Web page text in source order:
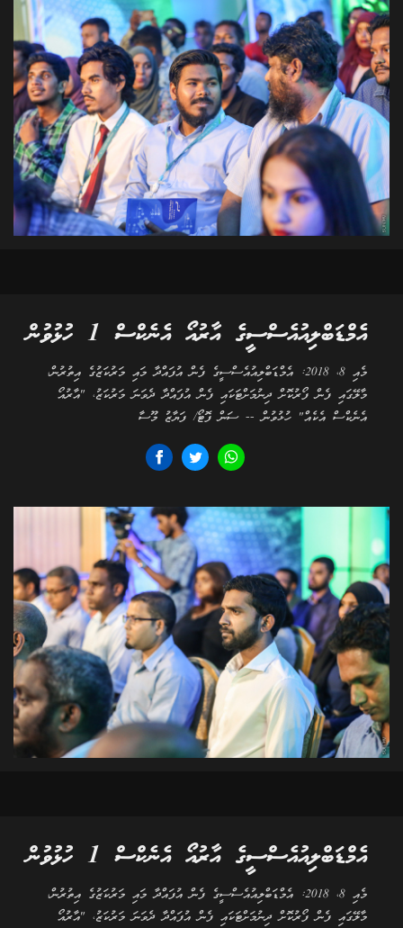
އެމްޑަބްލިއުއެސްސީގެ އާރުއޯ އެނެކްސް 1 ހުޅުވުން
މެއި 8، 2018: އެމްޑަބްލިއުއެސްސީގެ ފެން އުފައްދާ މައި މަރުކަޒުގެ އިތުރުން،
މާލޭގައި ފެން ފޯރުކޮށް ދިނުމަށްޓަކައި ފެން އުފައްދާ ދެވަނަ މަރުކަޒު، "އާރުއޯ
އެނެކްސް އެކެއް" ހުޅުވުން -- ސަން ފޮޓޯ/ ފަޔާޒު މޫސާ
އެމްޑަބްލިއުއެސްސީގެ އާރުއޯ އެނެކްސް 1 ހުޅުވުން
މެއި 8، 2018: އެމްޑަބްލިއުއެސްސީގެ ފެން އުފައްދާ މައި މަރުކަޒުގެ އިތުރުން،
މާލޭގައި ފެން ފޯރުކޮށް ދިނުމަށްޓަކައި ފެން އުފައްދާ ދެވަނަ މަރުކަޒު، "އާރުއޯ